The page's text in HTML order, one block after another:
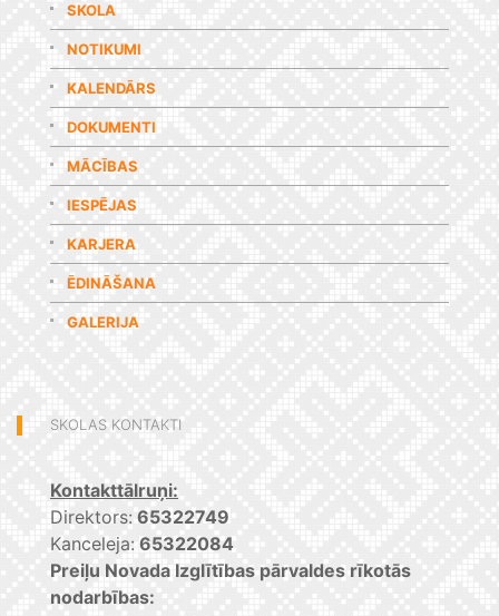
SKOLA
NOTIKUMI
KALENDĀRS
DOKUMENTI
MĀCĪBAS
IESPĒJAS
KARJERA
ĒDINĀŠANA
GALERIJA
SKOLAS KONTAKTI
Kontakttālruņi:
Direktors: 65322749
Kanceleja: 65322084
Preiļu Novada Izglītības pārvaldes rīkotās
nodarbības: